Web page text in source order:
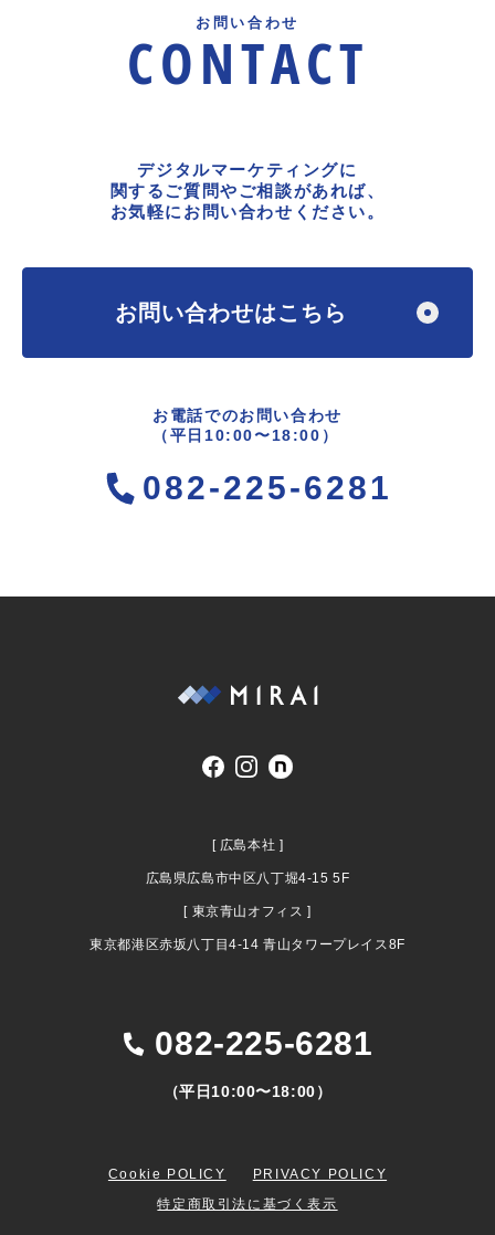
お問い合わせ
CONTACT
デジタルマーケティングに
関するご質問やご相談があれば、
お気軽にお問い合わせください。
お問い合わせはこちら
お電話でのお問い合わせ
（平日10:00〜18:00）
082-225-6281
[ 広島本社 ]
広島県広島市中区八丁堀4-15 5F
[ 東京青山オフィス ]
東京都港区赤坂八丁目4-14 青山タワープレイス8F
082-225-6281
（平日10:00〜18:00）
Cookie POLICY
PRIVACY POLICY
特定商取引法に基づく表示